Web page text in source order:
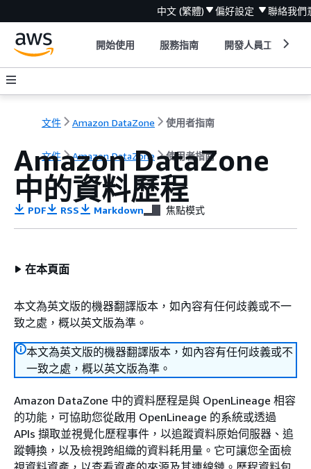
中文 (繁體) 偏好設定 聯絡我們
開始使用 服務指南 開發人員工具
文件 Amazon DataZone 使用者指南
文件 Amazon DataZone 使用者指南
Amazon DataZone
中的資料歷程
PDF RSS Markdown 焦點模式
在本頁面
本文為英文版的機器翻譯版本，如內容有任何歧義或不一
致之處，概以英文版為準。
本文為英文版的機器翻譯版本，如內容有任何歧義或不
一致之處，概以英文版為準。
Amazon DataZone 中的資料歷程是與 OpenLineage 相容
的功能，可協助您從啟用 OpenLineage 的系統或透過
APIs 擷取並視覺化歷程事件，以追蹤資料原始伺服器、追
蹤轉換，以及檢視跨組織的資料耗用量。它可讓您全面檢